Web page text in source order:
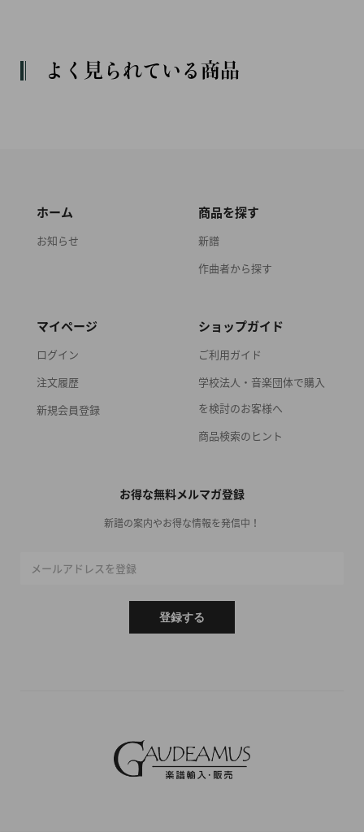
よく見られている商品
ホーム
お知らせ
商品を探す
新譜
作曲者から探す
マイページ
ログイン
注文履歴
新規会員登録
ショップガイド
ご利用ガイド
学校法人・音楽団体で購入
を検討のお客様へ
商品検索のヒント
お得な無料メルマガ登録
新譜の案内やお得な情報を発信中！
メールアドレスを登録
登録する